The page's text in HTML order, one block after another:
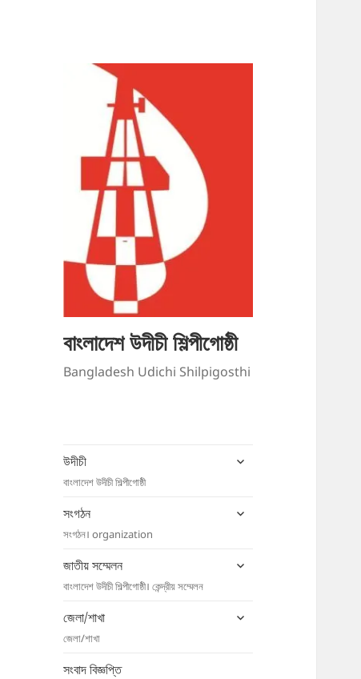
বাংলাদেশ উদীচী শিল্পীগোষ্ঠী
Bangladesh Udichi Shilpigosthi
উদীচী
বাংলাদেশ উদীচী শিল্পীগোষ্ঠী
expand
সংগঠন
সংগঠন। organization
expand
জাতীয় সম্মেলন
বাংলাদেশ উদীচী শিল্পীগোষ্ঠী। কেন্দ্রীয় সম্মেলন
expand
জেলা/শাখা
জেলা/শাখা
expand
সংবাদ বিজ্ঞপ্তি